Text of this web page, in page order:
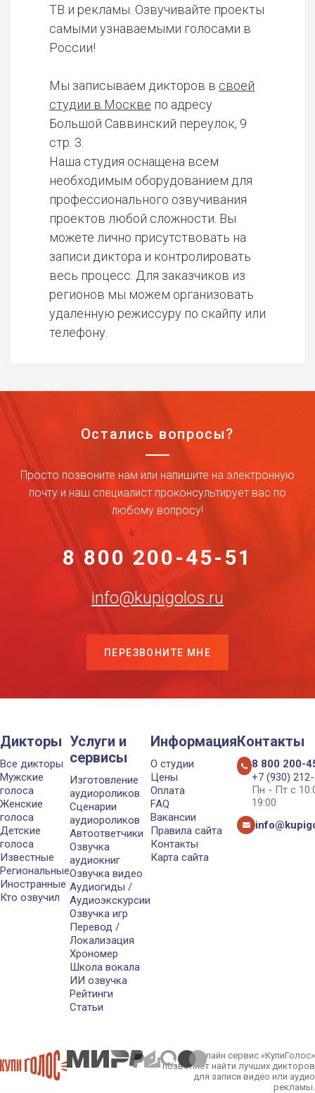
ТВ и рекламы. Озвучивайте проекты
самыми узнаваемыми голосами в
России!
Мы записываем дикторов в своей
студии в Москве по адресу
Большой Саввинский переулок, 9
стр. 3.
Наша студия оснащена всем
необходимым оборудованием для
профессионального озвучивания
проектов любой сложности. Вы
можете лично присутствовать на
записи диктора и контролировать
весь процесс. Для заказчиков из
регионов мы можем организовать
удаленную режиссуру по скайпу или
телефону.
Остались вопросы?
Просто позвоните нам или напишите на электронную
почту и наш специалист проконсультирует вас по
любому вопросу!
8 800 200-45-51
info@kupigolos.ru
ПЕРЕЗВОНИТЕ МНЕ
Дикторы
Все дикторы
Мужские
голоса
Женские
голоса
Детские
голоса
Известные
Региональные
Иностранные
Кто озвучил
Услуги и
сервисы
Изготовление
аудиороликов
Сценарии
аудиороликов
Автоответчики
Озвучка
аудиокниг
Озвучка видео
Аудиогиды /
Аудиоэкскурсии
Озвучка игр
Перевод /
Локализация
Хрономер
Школа вокала
ИИ озвучка
Рейтинги
Статьи
Информация
О студии
Цены
Оплата
FAQ
Вакансии
Правила сайта
Контакты
Карта сайта
Контакты
8 800 200-
+7 (930)
Пн - Пт с
19:00
Онлайн сервис «КупиГолос»
позволяет найти лучших дикторов
для записи видео или аудио
рекламы.